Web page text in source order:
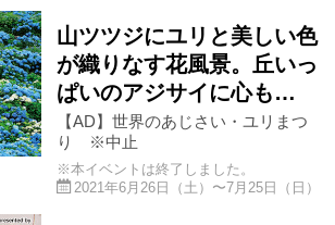
会津若松市 三春町
国見町 伊達市
鏡石町 白河市
山ツツジにユリと美しい色
が織りなす花風景。丘いっ
ぱいのアジサイに心も…
【AD】世界のあじさい・ユリまつ
り ※中止
※本イベントは終了しました。
2021年6月26日（土）〜7月25日（日）